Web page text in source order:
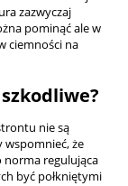
zazwyczaj
pominąć ale w
ciemności na
nie są
wspomnieć, że
norma regulująca
być połkniętymi